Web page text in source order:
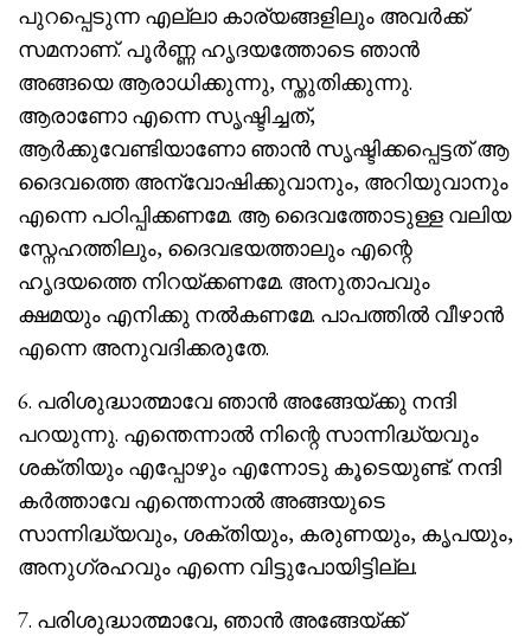
പുറപ്പെടുന്ന എല്ലാ കാര്യങ്ങളിലും അവർക്ക്
സമനാണ്. പൂർണ്ണ ഹൃദയത്തോടെ ഞാൻ
അങ്ങയെ ആരാധിക്കുന്നു, സ്തുതിക്കുന്നു.
ആരാണോ എന്നെ സൃഷ്ടിച്ചത്,
ആർക്കുവേണ്ടിയാണോ ഞാൻ സൃഷ്ടിക്കപ്പെട്ടത് ആ
ദൈവത്തെ അന്വോഷിക്കുവാനും, അറിയുവാനും
എന്നെ പഠിപ്പിക്കണമേ. ആ ദൈവത്തോടുള്ള വലിയ
സ്നേഹത്തിലും, ദൈവഭയത്താലും എന്റെ
ഹൃദയത്തെ നിറയ്ക്കണമേ. അനുതാപവും
ക്ഷമയും എനിക്കു നൽകണമേ. പാപത്തിൽ വീഴാൻ
എന്നെ അനുവദിക്കരുതേ.
6. പരിശുദ്ധാത്മാവേ ഞാൻ അങ്ങേയ്ക്കു നന്ദി
പറയുന്നു. എന്തെന്നാൽ നിന്റെ സാന്നിദ്ധ്യവും
ശക്തിയും എപ്പോഴും എന്നോടു കൂടെയുണ്ട്. നന്ദി
കർത്താവേ എന്തെന്നാൽ അങ്ങയുടെ
സാന്നിദ്ധ്യവും, ശക്തിയും, കരുണയും, കൃപയും,
അനുഗ്രഹവും എന്നെ വിട്ടുപോയിട്ടില്ല.
7. പരിശുദ്ധാത്മാവേ, ഞാൻ അങ്ങേയ്ക്ക്